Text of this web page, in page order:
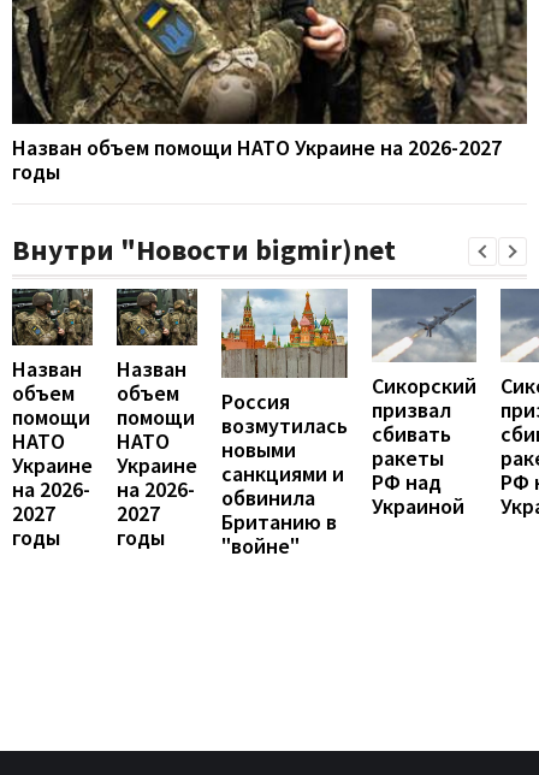
Назван объем помощи НАТО Украине на 2026-2027
годы
Внутри "Новости bigmir)net
Назван
объем
помощи
НАТО
Украине
на 2026-
2027
годы
Назван
объем
помощи
НАТО
Украине
на 2026-
2027
годы
Россия
возмутилась
новыми
санкциями и
обвинила
Британию в
"войне"
Сикорский
призвал
сбивать
ракеты
РФ над
Украиной
РФ